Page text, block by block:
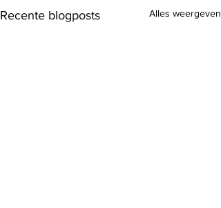
Recente blogposts Alles weergeven